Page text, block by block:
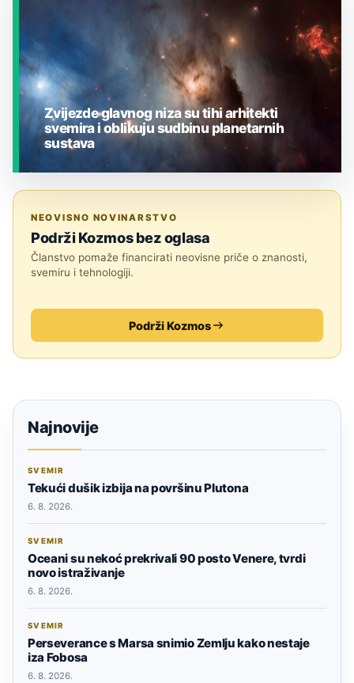
Zvijezde glavnog niza su tihi arhitekti
svemira i oblikuju sudbinu planetarnih
sustava
NEOVISNO NOVINARSTVO
Podrži Kozmos bez oglasa
Članstvo pomaže financirati neovisne priče o znanosti,
svemiru i tehnologiji.
Podrži Kozmos
Najnovije
SVEMIR
Tekući dušik izbija na površinu Plutona
6. 8. 2026.
SVEMIR
Oceani su nekoć prekrivali 90 posto Venere, tvrdi
novo istraživanje
6. 8. 2026.
SVEMIR
Perseverance s Marsa snimio Zemlju kako nestaje
iza Fobosa
6. 8. 2026.